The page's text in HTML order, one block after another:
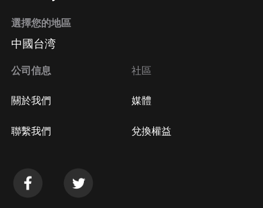
選擇您的地區
中國台湾
公司信息
關於我們
聯繫我們
社區
媒體
兌換權益